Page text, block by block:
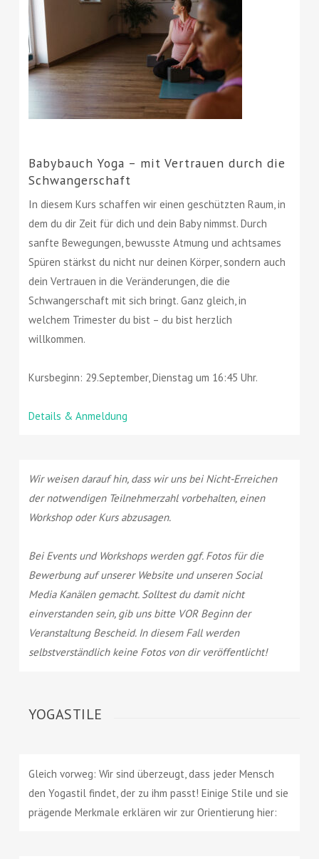
Babybauch Yoga – mit Vertrauen durch die
Schwangerschaft
In diesem Kurs schaffen wir einen geschützten Raum, in
dem du dir Zeit für dich und dein Baby nimmst. Durch
sanfte Bewegungen, bewusste Atmung und achtsames
Spüren stärkst du nicht nur deinen Körper, sondern auch
dein Vertrauen in die Veränderungen, die die
Schwangerschaft mit sich bringt. Ganz gleich, in
welchem Trimester du bist – du bist herzlich
willkommen.
Kursbeginn: 29.September, Dienstag um 16:45 Uhr.
Details & Anmeldung
Wir weisen darauf hin, dass wir uns bei Nicht-Erreichen
der notwendigen Teilnehmerzahl vorbehalten, einen
Workshop oder Kurs abzusagen.
Bei Events und Workshops werden ggf. Fotos für die
Bewerbung auf unserer Website und unseren Social
Media Kanälen gemacht. Solltest du damit nicht
einverstanden sein, gib uns bitte VOR Beginn der
Veranstaltung Bescheid. In diesem Fall werden
selbstverständlich keine Fotos von dir veröffentlicht!
YOGASTILE
Gleich vorweg: Wir sind überzeugt, dass jeder Mensch
den Yogastil findet, der zu ihm passt! Einige Stile und sie
prägende Merkmale erklären wir zur Orientierung hier: